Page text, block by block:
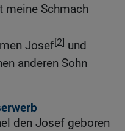
meine Schmach
Josef[2] und
anderen Sohn
den Josef geboren